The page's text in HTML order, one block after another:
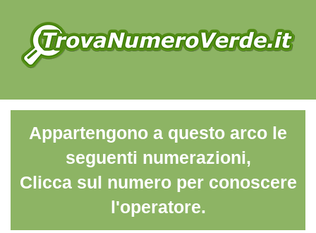
Appartengono a questo arco le
seguenti numerazioni,
Clicca sul numero per conoscere
l'operatore.